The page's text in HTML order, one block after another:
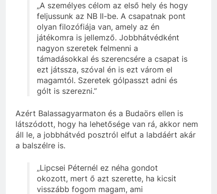
„A személyes célom az első hely és hogy
feljussunk az NB II-be. A csapatnak pont
olyan filozófiája van, amely az én
játékomra is jellemző. Jobbhátvédként
nagyon szeretek felmenni a
támadásokkal és szerencsére a csapat is
ezt játssza, szóval én is ezt várom el
magamtól. Szeretek gólpasszt adni és
gólt is szerezni.”
Azért Balassagyarmaton és a Budaörs ellen is
látszódott, hogy ha lehetősége van rá, akkor nem
áll le, a jobbhátvéd posztról elfut a labdáért akár
a balszélre is.
„Lipcsei Péternél ez néha gondot
okozott, mert ő azt szerette, ha kicsit
visszább fogom magam, ami